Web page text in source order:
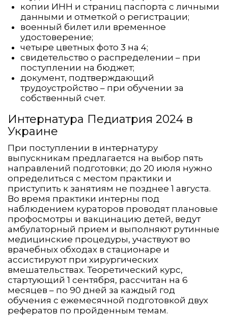
копии ИНН и страниц паспорта с личными
данными и отметкой о регистрации;
военный билет или временное
удостоверение;
четыре цветных фото 3 на 4;
свидетельство о распределении – при
поступлении на бюджет;
документ, подтверждающий
трудоустройство – при обучении за
собственный счет.
Интернатура Педиатрия 2024 в
Украине
При поступлении в интернатуру
выпускникам предлагается на выбор пять
направлений подготовки; до 20 июля нужно
определиться с местом практики и
приступить к занятиям не позднее 1 августа.
Во время практики интерны под
наблюдением кураторов проводят плановые
профосмотры и вакцинацию детей, ведут
амбулаторный прием и выполняют рутинные
медицинские процедуры, участвуют во
врачебных обходах в стационаре и
ассистируют при хирургических
вмешательствах. Теоретический курс,
стартующий 1 сентября, рассчитан на 6
месяцев – по 90 дней за каждый год
обучения с ежемесячной подготовкой двух
рефератов по пройденным темам.